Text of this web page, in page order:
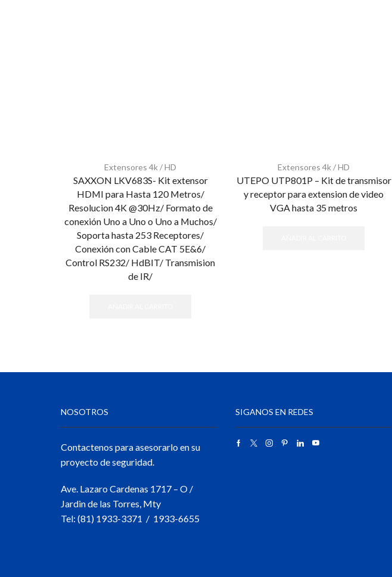
Extensores 4k / HD
SAXXON LKV683S- Kit extensor
HDMI para Hasta 120 Metros/
Resolucion 4K @30Hz/ Formato de
conexión Uno a Uno o Uno a Muchos/
Soporta hasta 253 Receptores/
Conexión con Cable CAT 5E&6/
Control RS232/ HdBIT/ Transmision
de IR/
Extensores 4k / HD
UTEPO UTP801P – Kit de transmisor
y receptor para extension de video
VGA hasta 35 metros
NOSOTROS
Contactenos para asesorarlo en su
proyecto de seguridad.
Ave. Lazaro Cardenas 1717 – O /
Jardin de las Torres, Mty
Tel: (81) 1933-3371 / 1933-6655
SIGANOS EN REDES